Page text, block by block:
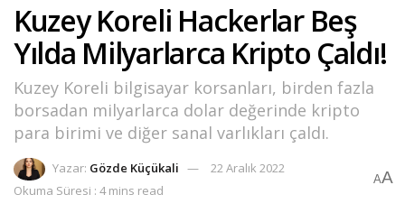
Kuzey Koreli Hackerlar Beş
Yılda Milyarlarca Kripto Çaldı!
Kuzey Koreli bilgisayar korsanları, birden fazla
borsadan milyarlarca dolar değerinde kripto
para birimi ve diğer sanal varlıkları çaldı.
Yazar: Gözde Küçükali
22 Aralık 2022
Okuma Süresi : 4 mins read
AA